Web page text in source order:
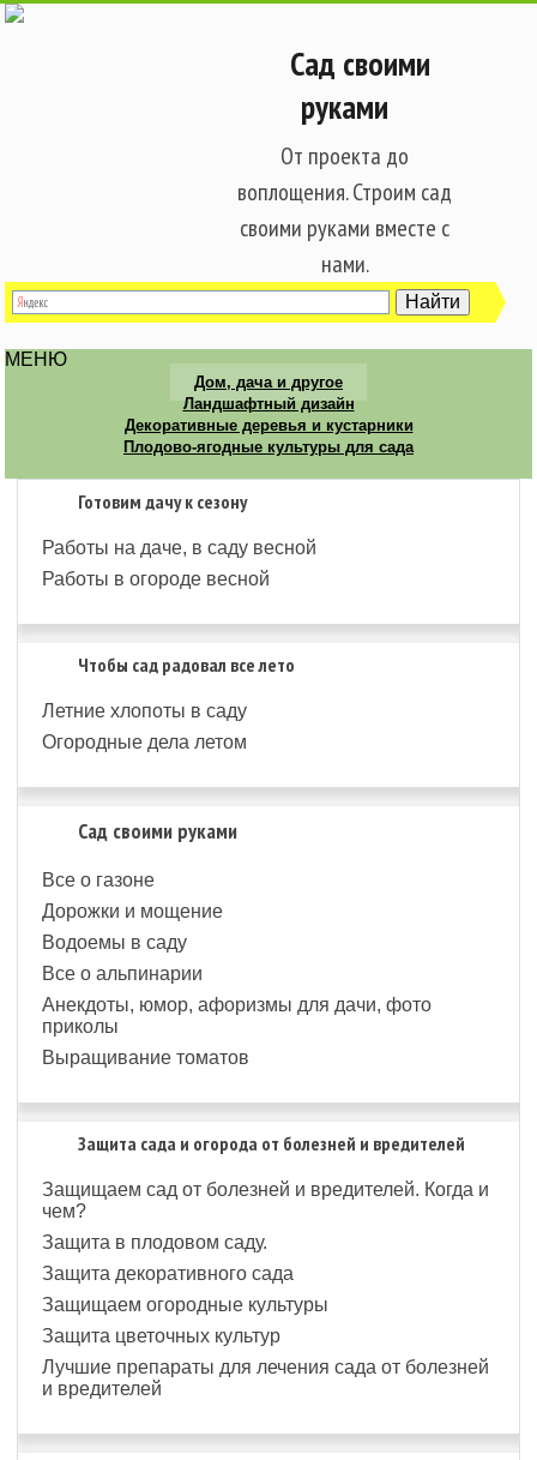
Сад своими
руками
От проекта до
воплощения. Строим сад
своими руками вместе с
нами.
МЕНЮ
Дом, дача и другое
Ландшафтный дизайн
Декоративные деревья и кустарники
Плодово-ягодные культуры для сада
Готовим дачу к сезону
Работы на даче, в саду весной
Работы в огороде весной
Чтобы сад радовал все лето
Летние хлопоты в саду
Огородные дела летом
Сад своими руками
Все о газоне
Дорожки и мощение
Водоемы в саду
Все о альпинарии
Анекдоты, юмор, афоризмы для дачи, фото
приколы
Выращивание томатов
Защита сада и огорода от болезней и вредителей
Защищаем сад от болезней и вредителей. Когда и
чем?
Защита в плодовом саду.
Защита декоративного сада
Защищаем огородные культуры
Защита цветочных культур
Лучшие препараты для лечения сада от болезней
и вредителей